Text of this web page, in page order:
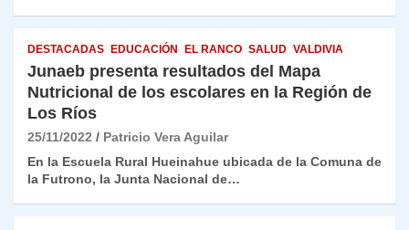
DESTACADAS EDUCACIÓN EL RANCO SALUD VALDIVIA
Junaeb presenta resultados del Mapa
Nutricional de los escolares en la Región de
Los Ríos
25/11/2022
Patricio Vera Aguilar
En la Escuela Rural Hueinahue ubicada de la Comuna de
la Futrono, la Junta Nacional de…